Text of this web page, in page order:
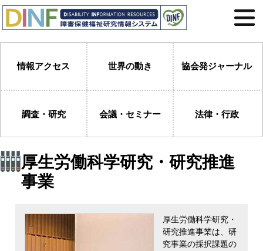
情報アクセス 世界の動き 協会発ジャーナル
調査・研究 会議・セミナー 法律・行政
厚生労働科学研究・研究推進
事業
厚生労働科学研究・
研究推進事業は、研
究事業の採択課題の